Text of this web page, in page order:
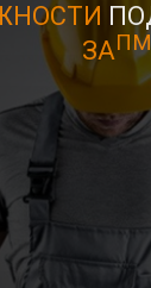
ЗАПМ